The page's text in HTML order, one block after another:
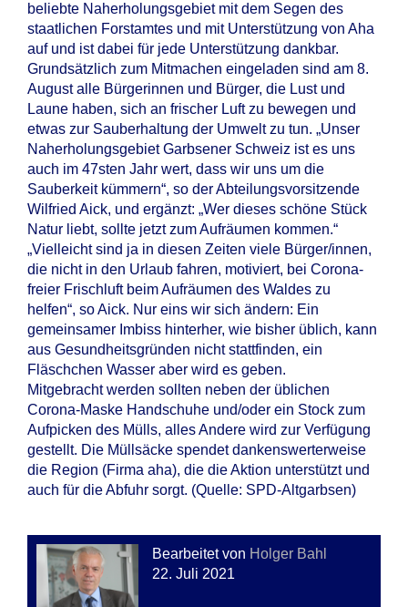
beliebte Naherholungsgebiet mit dem Segen des
staatlichen Forstamtes und mit Unterstützung von Aha
auf und ist dabei für jede Unterstützung dankbar.
Grundsätzlich zum Mitmachen eingeladen sind am 8.
August alle Bürgerinnen und Bürger, die Lust und
Laune haben, sich an frischer Luft zu bewegen und
etwas zur Sauberhaltung der Umwelt zu tun. „Unser
Naherholungsgebiet Garbsener Schweiz ist es uns
auch im 47sten Jahr wert, dass wir uns um die
Sauberkeit kümmern“, so der Abteilungsvorsitzende
Wilfried Aick, und ergänzt: „Wer dieses schöne Stück
Natur liebt, sollte jetzt zum Aufräumen kommen.“
„Vielleicht sind ja in diesen Zeiten viele Bürger/innen,
die nicht in den Urlaub fahren, motiviert, bei Corona-
freier Frischluft beim Aufräumen des Waldes zu
helfen“, so Aick. Nur eins wir sich ändern: Ein
gemeinsamer Imbiss hinterher, wie bisher üblich, kann
aus Gesundheitsgründen nicht stattfinden, ein
Fläschchen Wasser aber wird es geben.
Mitgebracht werden sollten neben der üblichen
Corona-Maske Handschuhe und/oder ein Stock zum
Aufpicken des Mülls, alles Andere wird zur Verfügung
gestellt. Die Müllsäcke spendet dankenswerterweise
die Region (Firma aha), die die Aktion unterstützt und
auch für die Abfuhr sorgt. (Quelle: SPD-Altgarbsen)
Bearbeitet von Holger Bahl
22. Juli 2021